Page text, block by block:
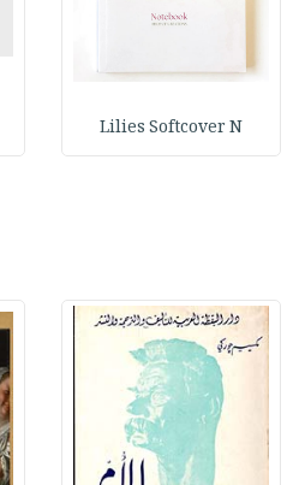
Lilies Softcover N